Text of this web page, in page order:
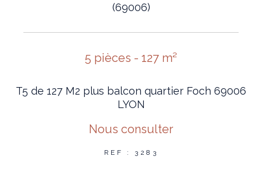
(69006)
5 pièces - 127 m²
T5 de 127 M2 plus balcon quartier Foch 69006
LYON
Nous consulter
REF : 3283